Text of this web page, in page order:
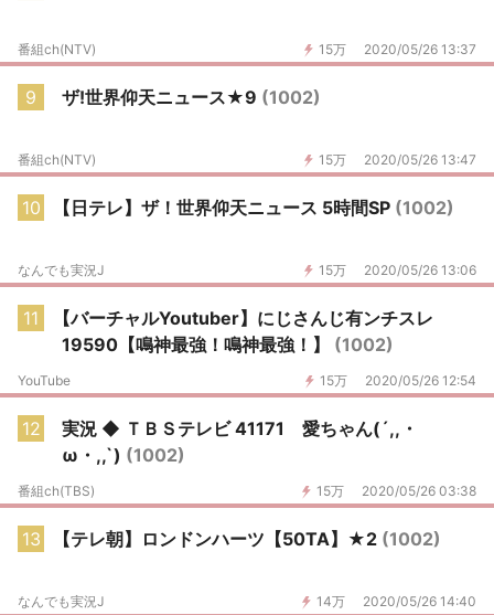
15万 2020/05/26 13:37
番組ch(NTV)
9 ザ!世界仰天ニュース★9 (1002)
15万 2020/05/26 13:47
番組ch(NTV)
10 【日テレ】ザ！世界仰天ニュース 5時間SP (1002)
15万 2020/05/26 13:06
なんでも実況J
11
【バーチャルYoutuber】にじさんじ有ンチスレ
19590【鳴神最強！鳴神最強！】 (1002)
15万 2020/05/26 12:54
YouTube
12
実況 ◆ ＴＢＳテレビ 41171 愛ちゃん(´,,・
ω・,,`) (1002)
15万 2020/05/26 03:38
番組ch(TBS)
13 【テレ朝】ロンドンハーツ【50TA】★2 (1002)
14万 2020/05/26 14:40
なんでも実況J